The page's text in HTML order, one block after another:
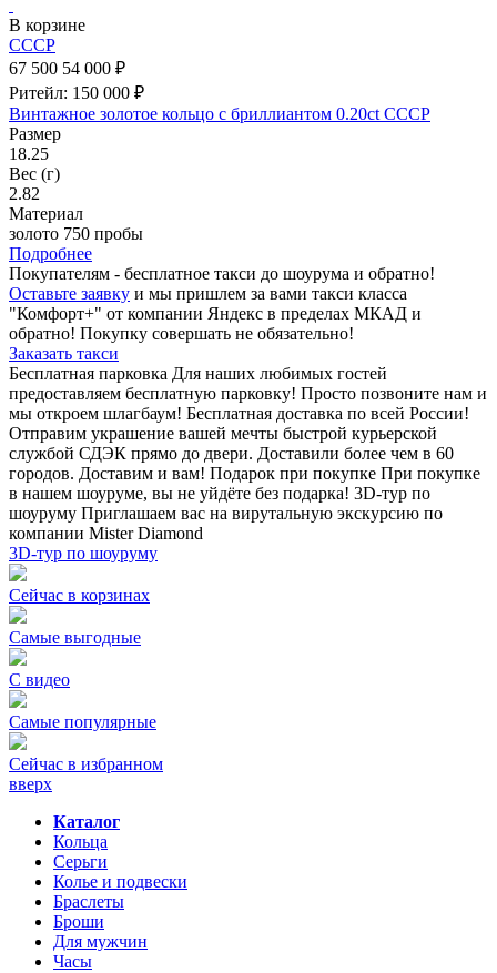
В корзине
СССР
67 500 54 000 ₽
Ритейл: 150 000 ₽
Винтажное золотое кольцо с бриллиантом 0.20ct СССР
Размер
18.25
Вес (г)
2.82
Материал
золото 750 пробы
Подробнее
Покупателям - бесплатное такси до шоурума и обратно!
Оставьте заявку и мы пришлем за вами такси класса
"Комфорт+" от компании Яндекс в пределах МКАД и
обратно! Покупку совершать не обязательно!
Заказать такси
Бесплатная парковка Для наших любимых гостей
предоставляем бесплатную парковку! Просто позвоните нам и
мы откроем шлагбаум! Бесплатная доставка по всей России!
Отправим украшение вашей мечты быстрой курьерской
службой СДЭК прямо до двери. Доставили более чем в 60
городов. Доставим и вам! Подарок при покупке При покупке
в нашем шоуруме, вы не уйдёте без подарка! 3D-тур по
шоуруму Приглашаем вас на вирутальную экскурсию по
компании Mister Diamond
3D-тур по шоуруму
Сейчас в корзинах
Самые выгодные
С видео
Самые популярные
Сейчас в избранном
вверх
Каталог
Кольца
Серьги
Колье и подвески
Браслеты
Броши
Для мужчин
Часы